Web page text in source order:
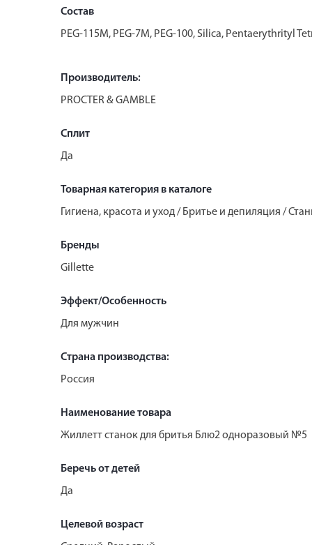
Состав
PEG-115M, PEG-7M, PEG-100, Silica, Pentaerythrityl
Производитель:
PROCTER & GAMBLE
Сплит
Да
Товарная категория в каталоге
Гигиена, красота и уход / Бритье и депиляция /
Бренды
Gillette
Эффект/Особенность
Для мужчин
Страна производства:
Россия
Наименование товара
Жиллетт станок для бритья Блю2 одноразовый №5
Беречь от детей
Да
Целевой возраст